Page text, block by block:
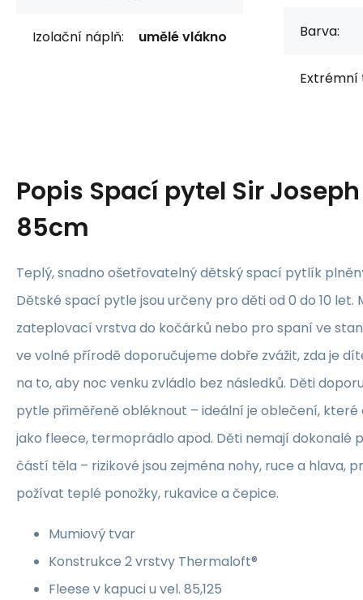
Izolační náplň: umělé vlákno Barva:
Popis Spací pytel Sir
85cm
Teplý, snadno ošetřovatelný dětský spací pytlík
Dětské spací pytle jsou určeny pro děti od 0 do 10 let.
zateplovací vrstva do kočárků nebo pro spaní ve
ve volné přírodě doporučujeme dobře zvážit, zda je
na to, aby noc venku zvládlo bez následků. Děti
pytle přiměřeně obléknout – ideální je oblečení,
jako fleece, termoprádlo apod. Děti nemají dokonalé
částí těla – rizikové jsou zejména nohy, ruce a hlava,
požívat teplé ponožky, rukavice a čepice.
Mumiový tvar
Konstrukce 2 vrstvy Thermaloft®
Fleese v kapuci u vel. 85,125